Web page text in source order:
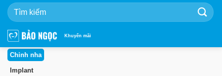
qua
dung
Khuyến mãi
Chỉnh nha
Implant